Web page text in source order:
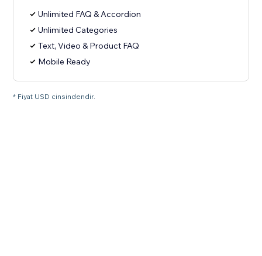
Unlimited FAQ & Accordion
Unlimited Categories
Text, Video & Product FAQ
Mobile Ready
* Fiyat USD cinsindendir.